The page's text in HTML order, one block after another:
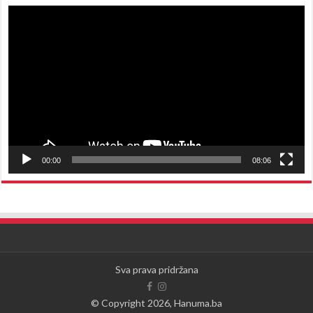
00:00 08:06
Sva prava pridržana
© Copyright 2026, Hanuma.ba